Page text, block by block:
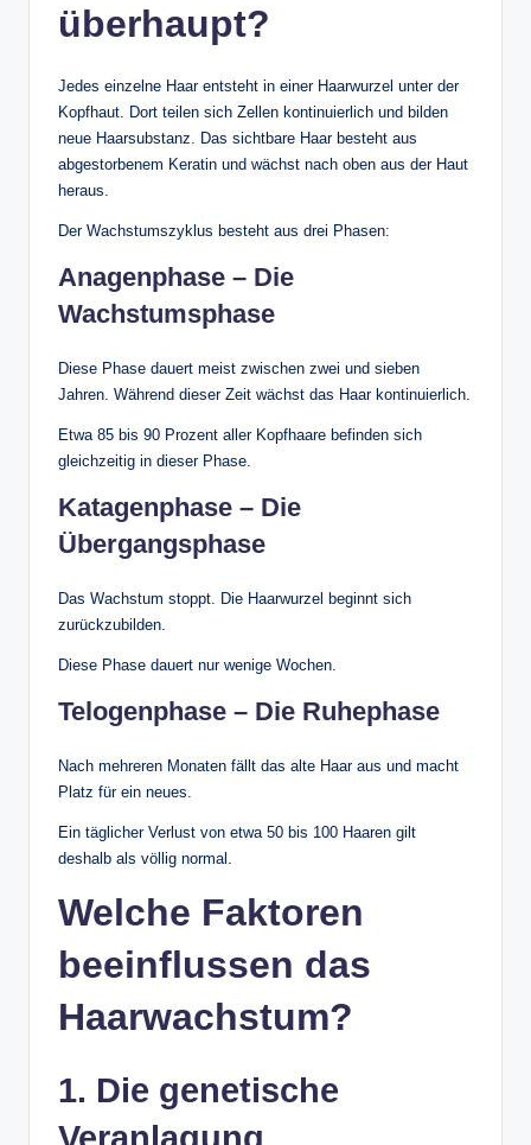
überhaupt?
Jedes einzelne Haar entsteht in einer Haarwurzel unter der
Kopfhaut. Dort teilen sich Zellen kontinuierlich und bilden
neue Haarsubstanz. Das sichtbare Haar besteht aus
abgestorbenem Keratin und wächst nach oben aus der Haut
heraus.
Der Wachstumszyklus besteht aus drei Phasen:
Anagenphase – Die
Wachstumsphase
Diese Phase dauert meist zwischen zwei und sieben
Jahren. Während dieser Zeit wächst das Haar kontinuierlich.
Etwa 85 bis 90 Prozent aller Kopfhaare befinden sich
gleichzeitig in dieser Phase.
Katagenphase – Die
Übergangsphase
Das Wachstum stoppt. Die Haarwurzel beginnt sich
zurückzubilden.
Diese Phase dauert nur wenige Wochen.
Telogenphase – Die Ruhephase
Nach mehreren Monaten fällt das alte Haar aus und macht
Platz für ein neues.
Ein täglicher Verlust von etwa 50 bis 100 Haaren gilt
deshalb als völlig normal.
Welche Faktoren
beeinflussen das
Haarwachstum?
1. Die genetische